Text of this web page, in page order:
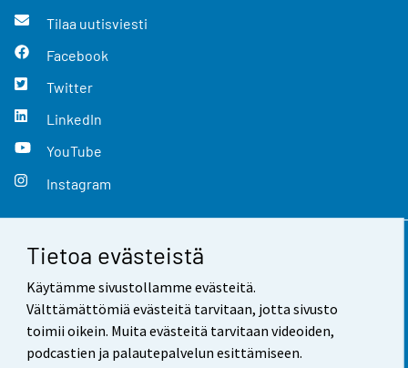
Tietoa evästeistä
Käytämme sivustollamme evästeitä.
Välttämättömiä evästeitä tarvitaan, jotta sivusto
toimii oikein. Muita evästeitä tarvitaan videoiden,
podcastien ja palautepalvelun esittämiseen.
Tilaa uutisviesti
Facebook
Twitter
LinkedIn
YouTube
Instagram
Yhteystiedot
Palaute
Käyttöehdot